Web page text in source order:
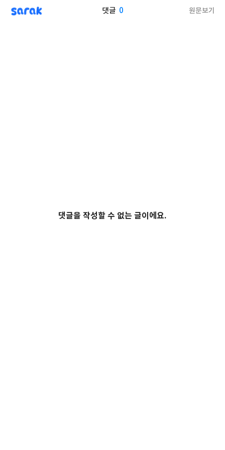
sarak 댓글 0 원문보기
댓글을 작성할 수 없는 글이에요.